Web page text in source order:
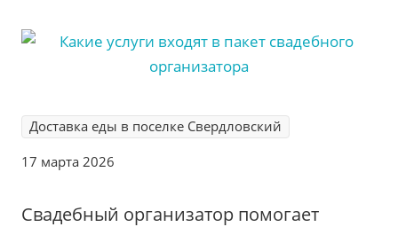
Доставка еды в поселке Свердловский
17 марта 2026
Свадебный организатор помогает